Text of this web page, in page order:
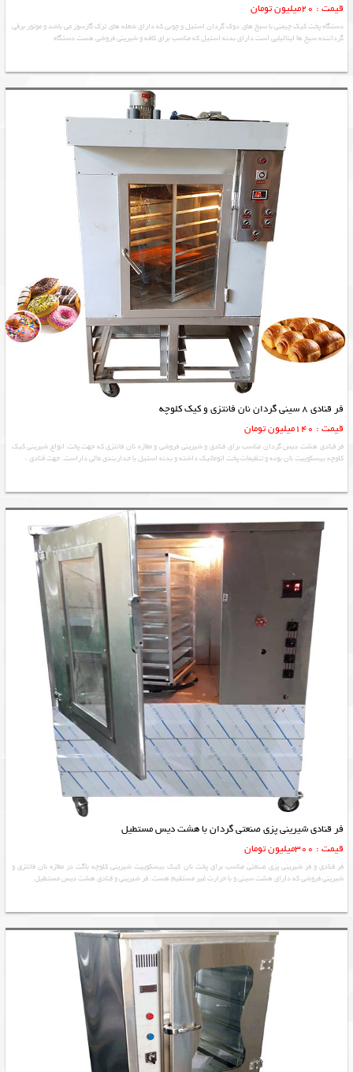
قیمت : 20میلیون تومان
دستگاه پخت کیک چیمنی با سیخ های دوک گردان استیل و چوبی که دارای شعله های ترک گازسوز می باشد و موتور برقی
گرداننده سیخ ها ایتالیایی است دارای بدنه استیل که مناسب برای کافه و شیرینی فروشی هست دستگاه
فر قنادی 8 سینی گردان نان فانتزی و کیک کلوچه
قیمت : 140میلیون تومان
فر قنادی هشت دیس گردان مناسب برای قنادی و شیرینی فروشی و مغازه نان فانتزی که جهت پخت انواع شیرینی کیک
کلوچه بیسکوییت نان بوده و تنظیمات پخت اتوماتیک داشته و بدنه استیل با جداربندی عالی داراست. جهت قنادی ،
فر قنادی شیرینی پزی صنعتی گردان با هشت دیس مستطیل
قیمت : 300میلیون تومان
فر قنادی و فر شیرینی پزی صنعتی مناسب برای پخت نان کیک بیسکوییت شیرینی کلوچه باگت در مغازه نان فانتزی و
شیرینی فروشی که دارای هشت سینی و با حرارت غیر مستقیم هست. فر شیرینی و قنادی هشت دیس مستطیل